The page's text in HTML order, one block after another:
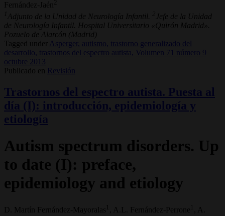
Fernández-Jaén
1 Adjunto de la Unidad de Neurología Infantil. 2 Jefe de la Unidad
de Neurología Infantil. Hospital Universitario «Quirón Madrid».
Pozuelo de Alarcón (Madrid)
Tagged under
Asperger, autismo, trastorno generalizado del
desarrollo, trastornos del espectro autista,
Volumen 71 número 9
octubre 2013
Publicado en
Revisión
Trastornos del espectro autista. Puesta al
día (I): introducción, epidemiología y
etiología
Autism spectrum disorders. Up
to date (I): preface,
epidemiology and etiology
D. Martín Fernández-Mayoralas 1 , A.L. Fernández-Perrone 1
, A.